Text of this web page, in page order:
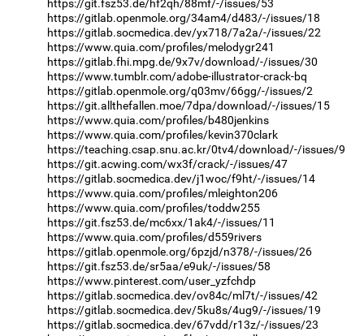
https://git.fsz53.de/hf2qh/88mf/-/issues/53
https://gitlab.openmole.org/34am4/d483/-/issues/18
https://gitlab.socmedica.dev/yx718/7a2a/-/issues/22
https://www.quia.com/profiles/melodygr241
https://gitlab.fhi.mpg.de/9x7v/download/-/issues/30
https://www.tumblr.com/adobe-illustrator-crack-bq
https://gitlab.openmole.org/q03mv/66gg/-/issues/2
https://git.allthefallen.moe/7dpa/download/-/issues/15
https://www.quia.com/profiles/b480jenkins
https://www.quia.com/profiles/kevin370clark
https://teaching.csap.snu.ac.kr/0tv4/download/-/issues/9
https://git.acwing.com/wx3f/crack/-/issues/47
https://gitlab.socmedica.dev/j1woc/f9ht/-/issues/14
https://www.quia.com/profiles/mleighton206
https://www.quia.com/profiles/toddw255
https://git.fsz53.de/mc6xx/1ak4/-/issues/11
https://www.quia.com/profiles/d559rivers
https://gitlab.openmole.org/6pzjd/n378/-/issues/26
https://git.fsz53.de/sr5aa/e9uk/-/issues/58
https://www.pinterest.com/user_yzfchdp
https://gitlab.socmedica.dev/ov84c/ml7t/-/issues/42
https://gitlab.socmedica.dev/5ku8s/4ug9/-/issues/19
https://gitlab.socmedica.dev/67vdd/r13z/-/issues/23